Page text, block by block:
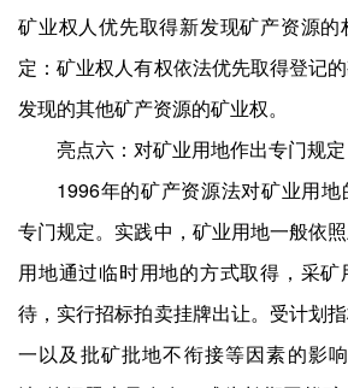
矿业权人优先取得新发现矿产资源
定：矿业权人有权依法优先取得登记
发现的其他矿产资源的矿业权。
亮点六：对矿业用地作出专门规定
1996年的矿产资源法对矿业用
专门规定。实践中，矿业用地一般依
用地通过临时用地的方式取得，采
待，实行招标拍卖挂牌出让。受计划
一以及批矿批地不衔接等因素的影